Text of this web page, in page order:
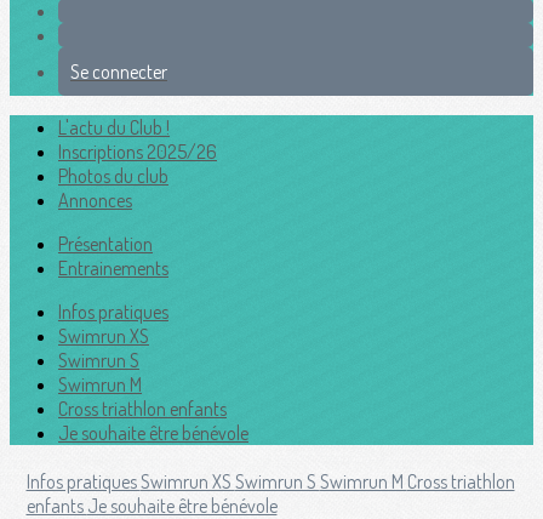
Se connecter
L'actu du Club !
Inscriptions 2025/26
Photos du club
Annonces
Présentation
Entrainements
Infos pratiques
Swimrun XS
Swimrun S
Swimrun M
Cross triathlon enfants
Je souhaite être bénévole
Infos pratiquesSwimrun XS Swimrun S Swimrun M Cross triathlon
enfants Je souhaite être bénévole